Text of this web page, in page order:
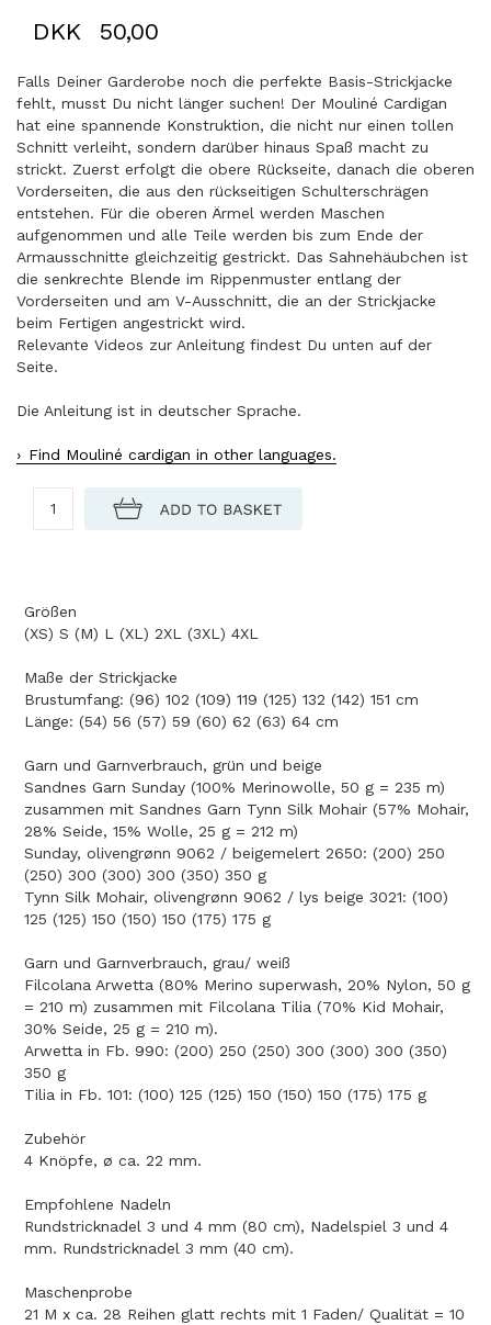
DKK 50,00
Falls Deiner Garderobe noch die perfekte Basis-Strickjacke
fehlt, musst Du nicht länger suchen! Der Mouliné Cardigan
hat eine spannende Konstruktion, die nicht nur einen tollen
Schnitt verleiht, sondern darüber hinaus Spaß macht zu
strickt. Zuerst erfolgt die obere Rückseite, danach die oberen
Vorderseiten, die aus den rückseitigen Schulterschrägen
entstehen. Für die oberen Ärmel werden Maschen
aufgenommen und alle Teile werden bis zum Ende der
Armausschnitte gleichzeitig gestrickt. Das Sahnehäubchen ist
die senkrechte Blende im Rippenmuster entlang der
Vorderseiten und am V-Ausschnitt, die an der Strickjacke
beim Fertigen angestrickt wird.
Relevante Videos zur Anleitung findest Du unten auf der
Seite.
Die Anleitung ist in deutscher Sprache.
Find Mouliné cardigan in other languages.
Größen
(XS) S (M) L (XL) 2XL (3XL) 4XL
Maße der Strickjacke
Brustumfang: (96) 102 (109) 119 (125) 132 (142) 151 cm
Länge: (54) 56 (57) 59 (60) 62 (63) 64 cm
Garn und Garnverbrauch, grün und beige
Sandnes Garn Sunday (100% Merinowolle, 50 g = 235 m)
zusammen mit Sandnes Garn Tynn Silk Mohair (57% Mohair,
28% Seide, 15% Wolle, 25 g = 212 m)
Sunday, olivengrønn 9062 / beigemelert 2650: (200) 250
(250) 300 (300) 300 (350) 350 g
Tynn Silk Mohair, olivengrønn 9062 / lys beige 3021: (100)
125 (125) 150 (150) 150 (175) 175 g
Garn und Garnverbrauch, grau/ weiß
Filcolana Arwetta (80% Merino superwash, 20% Nylon, 50 g
= 210 m) zusammen mit Filcolana Tilia (70% Kid Mohair,
30% Seide, 25 g = 210 m).
Arwetta in Fb. 990: (200) 250 (250) 300 (300) 300 (350)
350 g
Tilia in Fb. 101: (100) 125 (125) 150 (150) 150 (175) 175 g
Zubehör
4 Knöpfe, ø ca. 22 mm.
Empfohlene Nadeln
Rundstricknadel 3 und 4 mm (80 cm), Nadelspiel 3 und 4
mm. Rundstricknadel 3 mm (40 cm).
Maschenprobe
21 M x ca. 28 Reihen glatt rechts mit 1 Faden/ Qualität = 10